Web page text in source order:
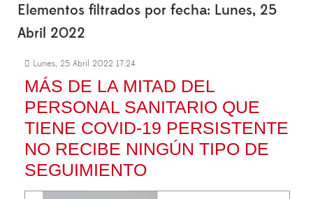
Elementos filtrados por fecha: Lunes, 25
Abril 2022
Lunes, 25 Abril 2022 17:24
MÁS DE LA MITAD DEL
PERSONAL SANITARIO QUE
TIENE COVID-19 PERSISTENTE
NO RECIBE NINGÚN TIPO DE
SEGUIMIENTO